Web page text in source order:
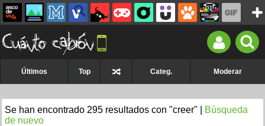
Últimos Top Categ. Moderar
Se han encontrado 295 resultados con "creer" |
Búsqueda
de nuevo